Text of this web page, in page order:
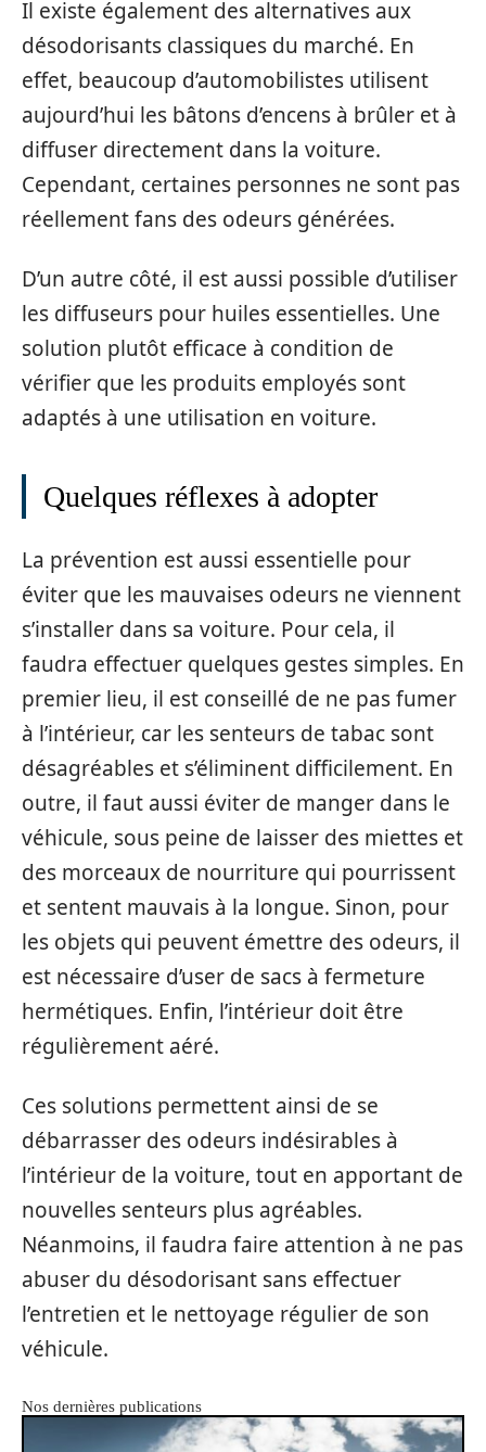
Il existe également des alternatives aux
désodorisants classiques du marché. En
effet, beaucoup d’automobilistes utilisent
aujourd’hui les bâtons d’encens à brûler et à
diffuser directement dans la voiture.
Cependant, certaines personnes ne sont pas
réellement fans des odeurs générées.
D’un autre côté, il est aussi possible d’utiliser
les diffuseurs pour huiles essentielles. Une
solution plutôt efficace à condition de
vérifier que les produits employés sont
adaptés à une utilisation en voiture.
Quelques réflexes à adopter
La prévention est aussi essentielle pour
éviter que les mauvaises odeurs ne viennent
s’installer dans sa voiture. Pour cela, il
faudra effectuer quelques gestes simples. En
premier lieu, il est conseillé de ne pas fumer
à l’intérieur, car les senteurs de tabac sont
désagréables et s’éliminent difficilement. En
outre, il faut aussi éviter de manger dans le
véhicule, sous peine de laisser des miettes et
des morceaux de nourriture qui pourrissent
et sentent mauvais à la longue. Sinon, pour
les objets qui peuvent émettre des odeurs, il
est nécessaire d’user de sacs à fermeture
hermétiques. Enfin, l’intérieur doit être
régulièrement aéré.
Ces solutions permettent ainsi de se
débarrasser des odeurs indésirables à
l’intérieur de la voiture, tout en apportant de
nouvelles senteurs plus agréables.
Néanmoins, il faudra faire attention à ne pas
abuser du désodorisant sans effectuer
l’entretien et le nettoyage régulier de son
véhicule.
Nos dernières publications